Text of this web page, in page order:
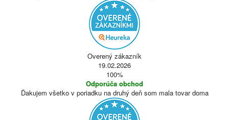
Overený zákazník
19.02.2026
100%
Odporúča obchod
Ďakujem všetko v poriadku na druhý deň som mala tovar doma